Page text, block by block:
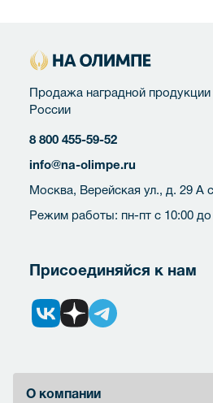
Продажа наградной продукции
России
8 800 455-59-52
info@na-olimpe.ru
Москва, Верейская ул., д. 29 А
Режим работы: пн-пт с 10:00 до
Присоединяйся к нам
О компании